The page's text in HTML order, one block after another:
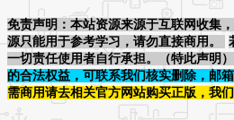
免责声明：本站资源来源于互联网收集
源只能用于参考学习，请勿直接商用。
一切责任使用者自行承担。（特此声明）
的合法权益，可联系我们核实删除，邮箱
需商用请去相关官方网站购买正版，我们